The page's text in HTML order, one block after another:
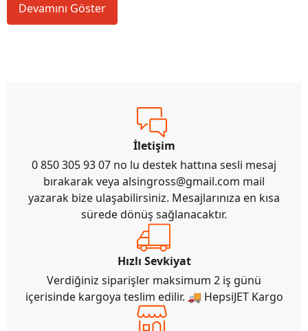
Devamını Göster
İletişim
0 850 305 93 07 no lu destek hattına sesli mesaj
bırakarak veya alsingross@gmail.com mail
yazarak bize ulaşabilirsiniz. Mesajlarınıza en kısa
sürede dönüş sağlanacaktır.
Hızlı Sevkiyat
Verdiğiniz siparişler maksimum 2 iş günü
içerisinde kargoya teslim edilir. 🚚 HepsiJET Kargo